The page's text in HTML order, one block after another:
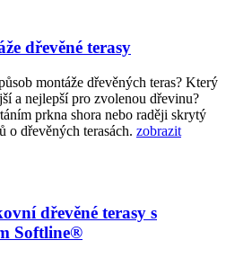
dřevěné terasy
montáže dřevěných teras? Který
a nejlepší pro zvolenou dřevinu?
prkna shora nebo raději skrytý
o dřevěných terasách. zobrazit
dřevěné terasy s
Softline®